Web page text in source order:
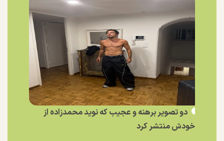
دو تصویر برهنه و عجیب که نوید محمدزاده از
خودش منتشر کرد